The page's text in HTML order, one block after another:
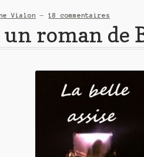
Vialon —18 commentaires
un roman de